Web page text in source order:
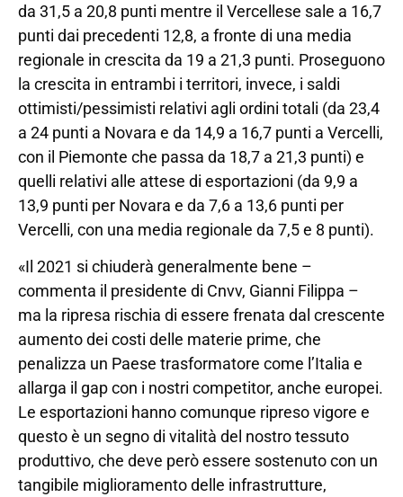
da 31,5 a 20,8 punti mentre il Vercellese sale a 16,7
punti dai precedenti 12,8, a fronte di una media
regionale in crescita da 19 a 21,3 punti. Proseguono
la crescita in entrambi i territori, invece, i saldi
ottimisti/pessimisti relativi agli ordini totali (da 23,4
a 24 punti a Novara e da 14,9 a 16,7 punti a Vercelli,
con il Piemonte che passa da 18,7 a 21,3 punti) e
quelli relativi alle attese di esportazioni (da 9,9 a
13,9 punti per Novara e da 7,6 a 13,6 punti per
Vercelli, con una media regionale da 7,5 e 8 punti).
«Il 2021 si chiuderà generalmente bene –
commenta il presidente di Cnvv, Gianni Filippa –
ma la ripresa rischia di essere frenata dal crescente
aumento dei costi delle materie prime, che
penalizza un Paese trasformatore come l’Italia e
allarga il gap con i nostri competitor, anche europei.
Le esportazioni hanno comunque ripreso vigore e
questo è un segno di vitalità del nostro tessuto
produttivo, che deve però essere sostenuto con un
tangibile miglioramento delle infrastrutture,